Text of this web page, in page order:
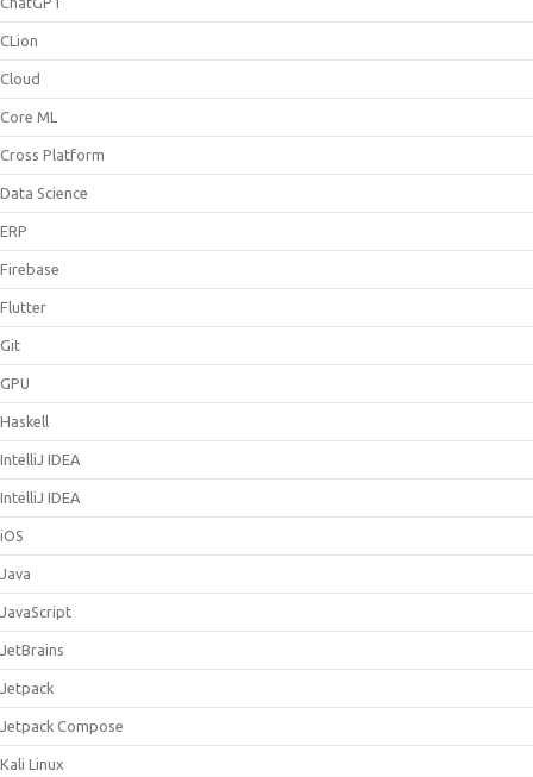
CLion
Cloud
Core ML
Cross Platform
Data Science
ERP
Firebase
Flutter
Git
GPU
Haskell
IntelliJ IDEA
IntelliJ IDEA
iOS
Java
JavaScript
JetBrains
Jetpack
Jetpack Compose
Kali Linux